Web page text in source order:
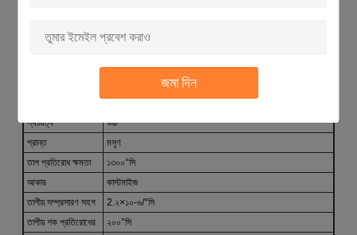
জমা দিন
উপাদান
কর্ডিয়ারিট-মুলিট
সাদা বা হলুদ
স্থায়িত্ব
উচ্চ
প্রান্ত
মসৃণ
তাপ প্রতিরোধ ক্ষমতা
১৩০০°সি
আকার
কাস্টমাইজ
তাপীয় সম্প্রসারণ সহগ
2.২×১০-৬/°সি
তাপীয় শক প্রতিরোধের
২০০°সি